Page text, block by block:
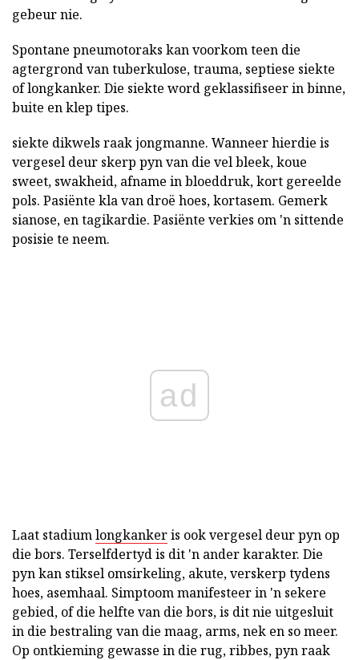
gebeur nie.
Spontane pneumotoraks kan voorkom teen die
agtergrond van tuberkulose, trauma, septiese siekte
of longkanker. Die siekte word geklassifiseer in binne,
buite en klep tipes.
siekte dikwels raak jongmanne. Wanneer hierdie is
vergesel deur skerp pyn van die vel bleek, koue
sweet, swakheid, afname in bloeddruk, kort gereelde
pols. Pasiënte kla van droë hoes, kortasem. Gemerk
sianose, en tagikardie. Pasiënte verkies om 'n sittende
posisie te neem.
ad
Laat stadiumlongkankeris ook vergesel deur pyn op
die bors. Terselfdertyd is dit 'n ander karakter. Die
pyn kan stiksel omsirkeling, akute, verskerp tydens
hoes, asemhaal. Simptoom manifesteer in 'n sekere
gebied, of die helfte van die bors, is dit nie uitgesluit
in die bestraling van die maag, arms, nek en so meer.
Op ontkieming gewasse in die rug, ribbes, pyn raak